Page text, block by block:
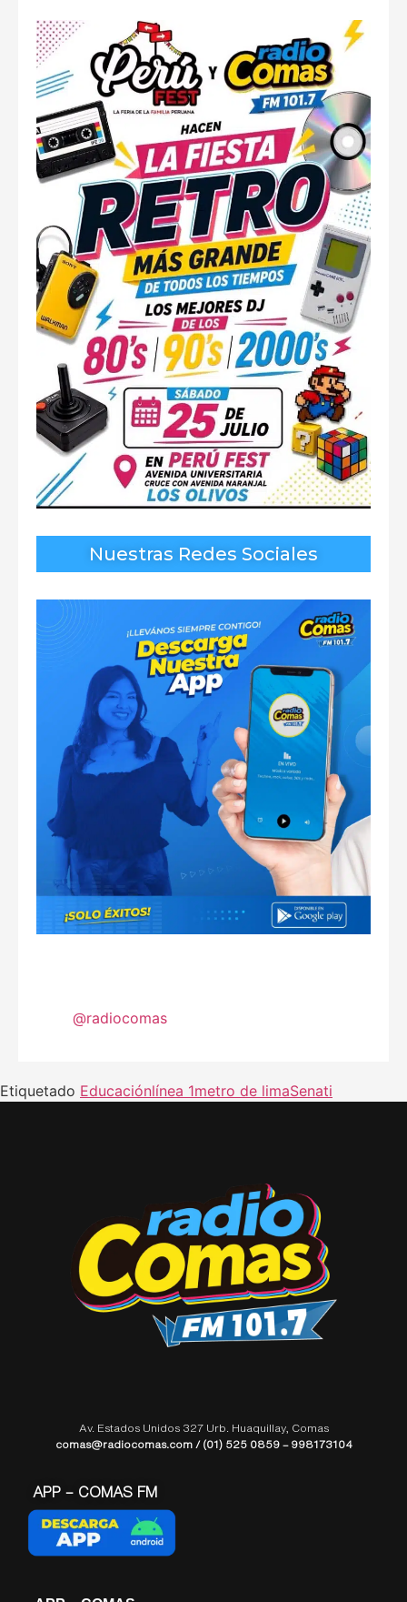
Nuestras Redes Sociales
@radiocomas
Etiquetado Educaciónlínea 1metro de limaSenati
Av. Estados Unidos 327 Urb. Huaquillay, Comas
comas@radiocomas.com / (01) 525 0859 – 998173104
APP – COMAS FM